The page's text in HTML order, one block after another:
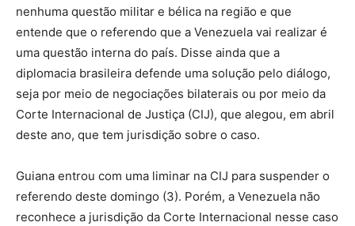
nenhuma questão militar e bélica na região e que
entende que o referendo que a Venezuela vai realizar é
uma questão interna do país. Disse ainda que a
diplomacia brasileira defende uma solução pelo diálogo,
seja por meio de negociações bilaterais ou por meio da
Corte Internacional de Justiça (CIJ), que alegou, em abril
deste ano, que tem jurisdição sobre o caso.
Guiana entrou com uma liminar na CIJ para suspender o
referendo deste domingo (3). Porém, a Venezuela não
reconhece a jurisdição da Corte Internacional nesse caso